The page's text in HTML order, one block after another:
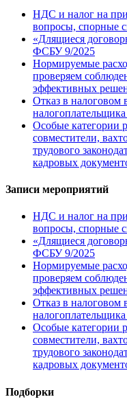
НДС и налог на
вопросы, спорные
«Длящиеся
ФСБУ 9/2025
Нормируемые
проверяем
эффективных
Отказ в
Особые категории
совместители,
трудового
кадровых
Записи мероприятий
НДС и налог на
вопросы, спорные
«Длящиеся
ФСБУ 9/2025
Нормируемые
проверяем
эффективных
Отказ в
Особые категории
совместители,
трудового
кадровых
Подборки